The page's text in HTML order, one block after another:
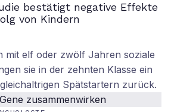
bestätigt negative Effekte
von Kindern
mit elf oder zwölf Jahren soziale
sie in der zehnten Klasse ein
Spätstartern zurück.